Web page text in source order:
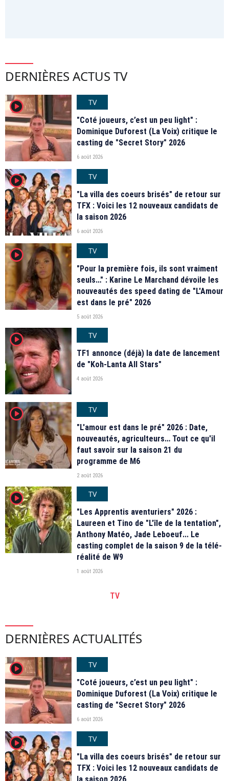
DERNIÈRES ACTUS TV
player2
TV
"Coté joueurs, c’est un peu light" :
Dominique Duforest (La Voix) critique le
casting de "Secret Story" 2026
6 août 2026
player2
TV
"La villa des coeurs brisés" de retour sur
TFX : Voici les 12 nouveaux candidats de
la saison 2026
6 août 2026
player2
TV
"Pour la première fois, ils sont vraiment
seuls…" : Karine Le Marchand dévoile les
nouveautés des speed dating de "L'Amour
est dans le pré" 2026
5 août 2026
player2
TV
TF1 annonce (déjà) la date de lancement
de "Koh-Lanta All Stars"
4 août 2026
player2
TV
"L'amour est dans le pré" 2026 : Date,
nouveautés, agriculteurs… Tout ce qu'il
faut savoir sur la saison 21 du
programme de M6
2 août 2026
player2
TV
"Les Apprentis aventuriers" 2026 :
Laureen et Tino de "L'île de la tentation",
Anthony Matéo, Jade Leboeuf... Le
casting complet de la saison 9 de la télé-
réalité de W9
1 août 2026
TV
DERNIÈRES ACTUALITÉS
player2
TV
"Coté joueurs, c’est un peu light" :
Dominique Duforest (La Voix) critique le
casting de "Secret Story" 2026
6 août 2026
player2
TV
"La villa des coeurs brisés" de retour sur
TFX : Voici les 12 nouveaux candidats de